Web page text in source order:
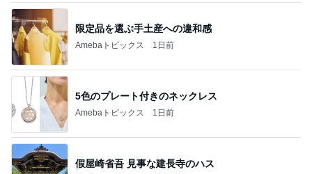
限定品を選ぶ手土産への違和感
Amebaトピックス 1日前
5色のプレート付きのネックレス
Amebaトピックス 1日前
假屋崎省吾 見事な建長寺のハス